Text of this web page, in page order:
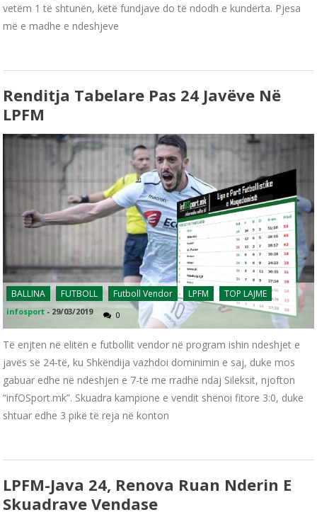
vetëm 1 të shtunën, këtë fundjave do të ndodh e kundërta. Pjesa
më e madhe e ndeshjeve
Renditja Tabelare Pas 24 Javëve Në
LPFM
BALLINA FUTBOLL Futboll Vendor LPFM TOP LAJME
infosport - 29/03/2019 0
Të enjten në elitën e futbollit vendor në program ishin ndeshjet e
javës së 24-të, ku Shkëndija vazhdoi dominimin e saj, duke mos
gabuar edhe në ndeshjen e 7-të me rradhë ndaj Sileksit, njofton
“infOSport.mk”. Skuadra kampione e vendit shënoi fitore 3:0, duke
shtuar edhe 3 pikë të reja në konton
LPFM-Java 24, Renova Ruan Nderin E
Skuadrave Vendase